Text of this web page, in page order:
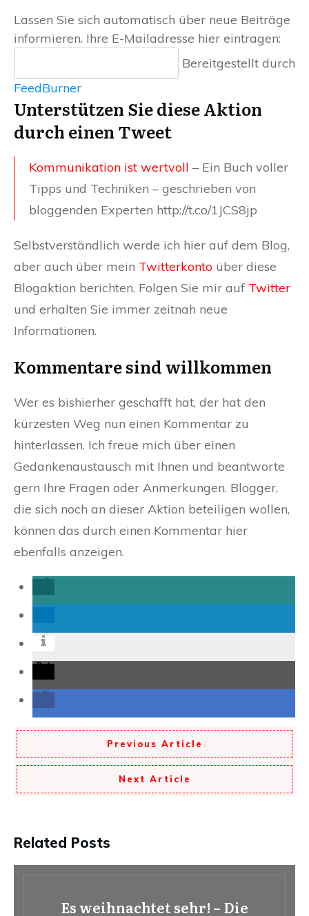
Lassen Sie sich automatisch über neue Beiträge
informieren. Ihre E-Mailadresse hier eintragen:
Bereitgestellt durch
FeedBurner
Unterstützen Sie diese Aktion
durch einen Tweet
Kommunikation ist wertvoll – Ein Buch voller
Tipps und Techniken – geschrieben von
bloggenden Experten http://t.co/1JCS8jp
Selbstverständlich werde ich hier auf dem Blog,
aber auch über mein Twitterkonto über diese
Blogaktion berichten. Folgen Sie mir auf Twitter
und erhalten Sie immer zeitnah neue
Informationen.
Kommentare sind willkommen
Wer es bishierher geschafft hat, der hat den
kürzesten Weg nun einen Kommentar zu
hinterlassen. Ich freue mich über einen
Gedankenaustausch mit Ihnen und beantworte
gern Ihre Fragen oder Anmerkungen. Blogger,
die sich noch an dieser Aktion beteiligen wollen,
können das durch einen Kommentar hier
ebenfalls anzeigen.
Previous Article
Next Article
Related Posts
Es weihnachtet sehr! – Die